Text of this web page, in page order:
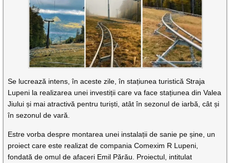
Se lucrează intens, în aceste zile, în stațiunea turistică Straja
Lupeni la realizarea unei investiții care va face stațiunea din Valea
Jiului și mai atractivă pentru turiști, atât în sezonul de iarbă, cât și
în sezonul de vară.
Estre vorba despre montarea unei instalații de sanie pe șine, un
proiect care este realizat de compania Comexim R Lupeni,
fondată de omul de afaceri Emil Părău. Proiectul, intitulat